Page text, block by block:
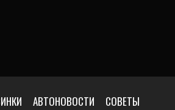
АВТОНОВОСТИ СОВЕТЫ